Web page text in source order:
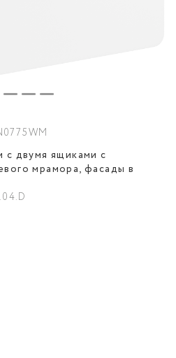
с двумя ящиками с
мрамора, фасады в